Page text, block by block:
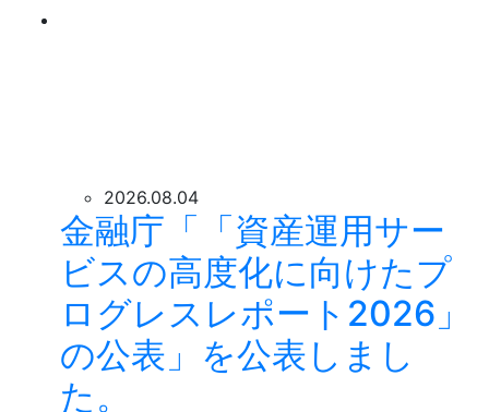
2026.08.04
金融庁「「資産運用サー
ビスの高度化に向けたプ
ログレスレポート2026」
の公表」を公表しまし
た。